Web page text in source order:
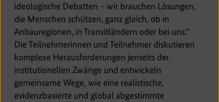
ideologische Debatten – wir brauchen Lösungen,
die Menschen schützen, ganz gleich, ob in
Anbauregionen, in Transitländern oder bei uns.“
Die Teilnehmerinnen und Teilnehmer diskutieren
komplexe Herausforderungen jenseits der
institutionellen Zwänge und entwickeln
gemeinsame Wege, wie eine realistische,
evidenzbasierte und global abgestimmte